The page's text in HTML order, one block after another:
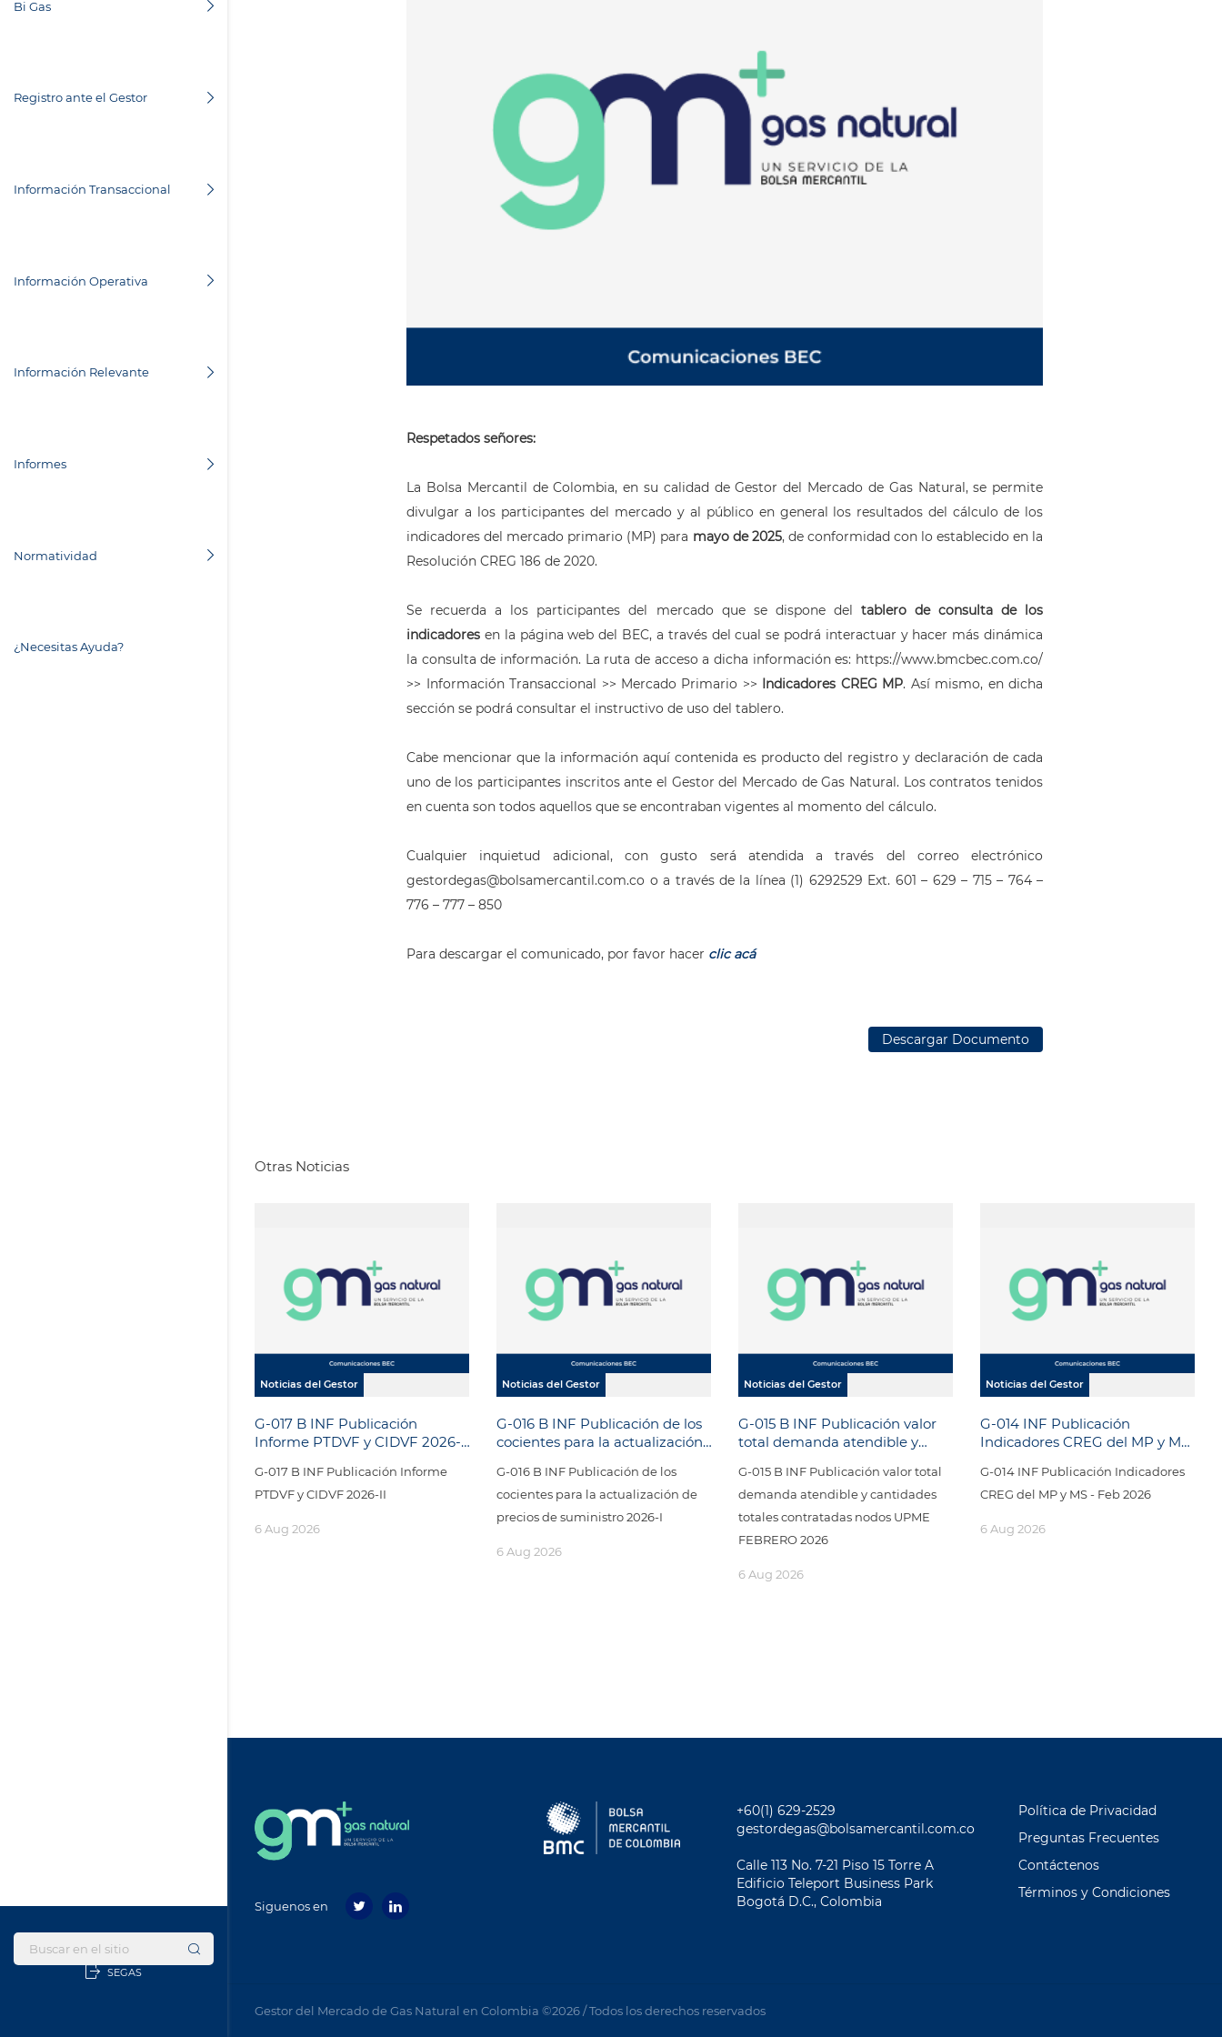
Bi Gas
Registro ante el Gestor
Información Transaccional
Información Operativa
Información Relevante
Informes
Normatividad
¿Necesitas Ayuda?
SEGAS
Respetados señores:
La Bolsa Mercantil de Colombia, en su calidad de Gestor del Mercado de Gas Natural, se permite
divulgar a los participantes del mercado y al público en general los resultados del cálculo de los
indicadores del mercado primario (MP) para mayo de 2025, de conformidad con lo establecido en la
Resolución CREG 186 de 2020.
Se recuerda a los participantes del mercado que se dispone del tablero de consulta de los
indicadores en la página web del BEC, a través del cual se podrá interactuar y hacer más dinámica
la consulta de información. La ruta de acceso a dicha información es: https://www.bmcbec.com.co/
>> Información Transaccional >> Mercado Primario >> Indicadores CREG MP. Así mismo, en dicha
sección se podrá consultar el instructivo de uso del tablero.
Cabe mencionar que la información aquí contenida es producto del registro y declaración de cada
uno de los participantes inscritos ante el Gestor del Mercado de Gas Natural. Los contratos tenidos
en cuenta son todos aquellos que se encontraban vigentes al momento del cálculo.
Cualquier inquietud adicional, con gusto será atendida a través del correo electrónico
gestordegas@bolsamercantil.com.co o a través de la línea (1) 6292529 Ext. 601 – 629 – 715 – 764 –
776 – 777 – 850
Para descargar el comunicado, por favor hacer clic acá
Descargar Documento
Otras Noticias
Noticias del Gestor
G-017 B INF Publicación
Informe PTDVF y CIDVF 2026-
G-017 B INF Publicación Informe
PTDVF y CIDVF 2026-II
6 Aug 2026
Noticias del Gestor
G-016 B INF Publicación de los
cocientes para la actualización
G-016 B INF Publicación de los
cocientes para la actualización de
precios de suministro 2026-I
6 Aug 2026
Noticias del Gestor
G-015 B INF Publicación valor
total demanda atendible y
nodos UPME FEBRERO 2026
G-015 B INF Publicación valor total
demanda atendible y cantidades
totales contratadas nodos UPME
FEBRERO 2026
6 Aug 2026
Noticias del Gestor
G-014 INF Publicación
Indicadores CREG del MP y MS
G-014 INF Publicación Indicadores
CREG del MP y MS - Feb 2026
6 Aug 2026
Siguenos en
+60(1) 629-2529
gestordegas@bolsamercantil.com.co
Calle 113 No. 7-21 Piso 15 Torre A
Ediﬁcio Teleport Business Park
Bogotá D.C., Colombia
Política de Privacidad
Preguntas Frecuentes
Contáctenos
Términos y Condiciones
Gestor del Mercado de Gas Natural en Colombia ©2026 / Todos los derechos reservados